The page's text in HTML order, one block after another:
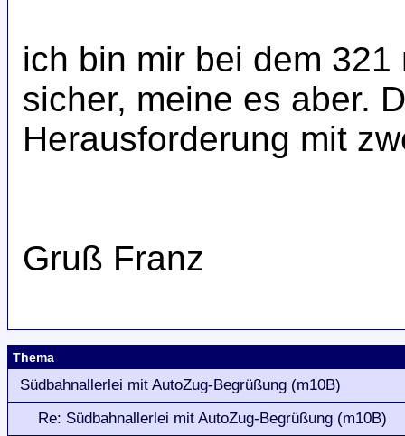
ich bin mir bei dem
sicher, meine es aber.
Herausforderung mit
Gruß Franz
Thema
Südbahnallerlei mit AutoZug-Begrüßung (m10B)
Re: Südbahnallerlei mit AutoZug-Begrüßung (m10B)